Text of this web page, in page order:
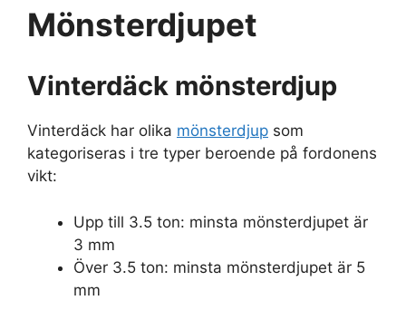
Mönsterdjupet
Vinterdäck mönsterdjup
Vinterdäck har olika mönsterdjup som
kategoriseras i tre typer beroende på fordonens
vikt:
Upp till 3.5 ton: minsta mönsterdjupet är
3 mm
Över 3.5 ton: minsta mönsterdjupet är 5
mm